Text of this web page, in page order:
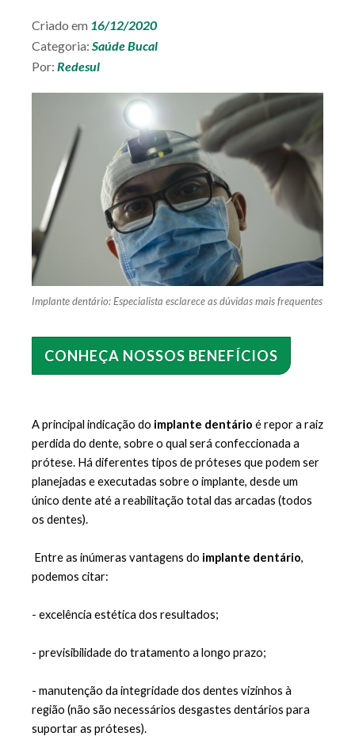
REDESUL EMPRESARIAL
SEJA UMCREDENCIADO
Criado em 16/12/2020
Categoria: Saúde Bucal
Por: Redesul
Implante dentário: Especialista esclarece as dúvidas mais frequentes
CONHEÇA NOSSOS BENEFÍCIOS
A principal indicação do implante dentário é repor a raiz
perdida do dente, sobre o qual será confeccionada a
prótese. Há diferentes tipos de próteses que podem ser
planejadas e executadas sobre o implante, desde um
único dente até a reabilitação total das arcadas (todos
os dentes).
Entre as inúmeras vantagens do implante dentário,
podemos citar:
- excelência estética dos resultados;
- previsibilidade do tratamento a longo prazo;
- manutenção da integridade dos dentes vizinhos à
região (não são necessários desgastes dentários para
suportar as próteses).